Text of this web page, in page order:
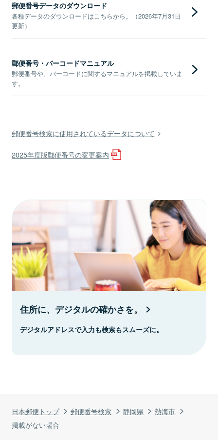
日本郵便トップ 郵便番号検索 静岡県
熱海市
掲載がない場合
郵便番号データのダウンロード
各種データのダウンロードはこちらから。（2026年7月31日
更新）
郵便番号・バーコードマニュアル
郵便番号や、バーコードに関するマニュアルを掲載していま
す。
郵便番号検索に使用されているデータについて
2025年度版郵便番号の変更案内
住所に、デジタルの確かさを。
デジタルアドレスで入力も検索もスムーズに。